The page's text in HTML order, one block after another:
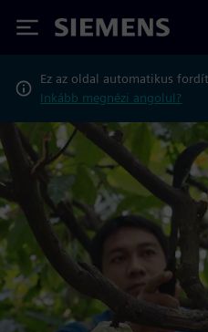
Siemens
Ez az oldal automatikus
Inkább megnézi angolul?